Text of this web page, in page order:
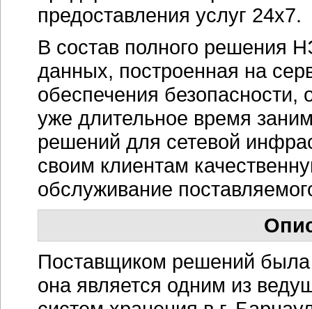
предоставления услуг 24х7.
В состав полного решения
данных, построенная на
обеспечения
уже длительное время
решений для сетевой
своим клиентам
обслуживание
Поставщиком решений
она является одним из